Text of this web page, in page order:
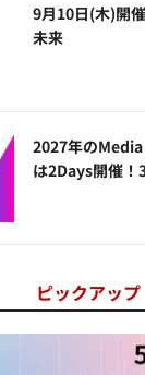
9月10日(木)開
未来
2027年の
は2Days開催！
ピックアップ